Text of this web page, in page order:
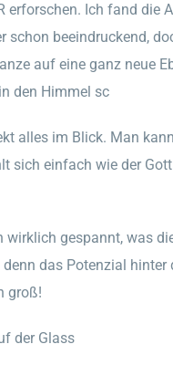
erforschen. Ich fand die
schon beeindruckend,
auf eine ganz neue
den Himmel sc
alles im Blick. Man
sich einfach wie der
wirklich gespannt, was
das Potenzial hinter
groß!
der Glass